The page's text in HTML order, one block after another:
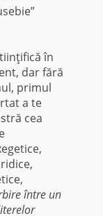
în
dar fără
primul
a te
cea
între un